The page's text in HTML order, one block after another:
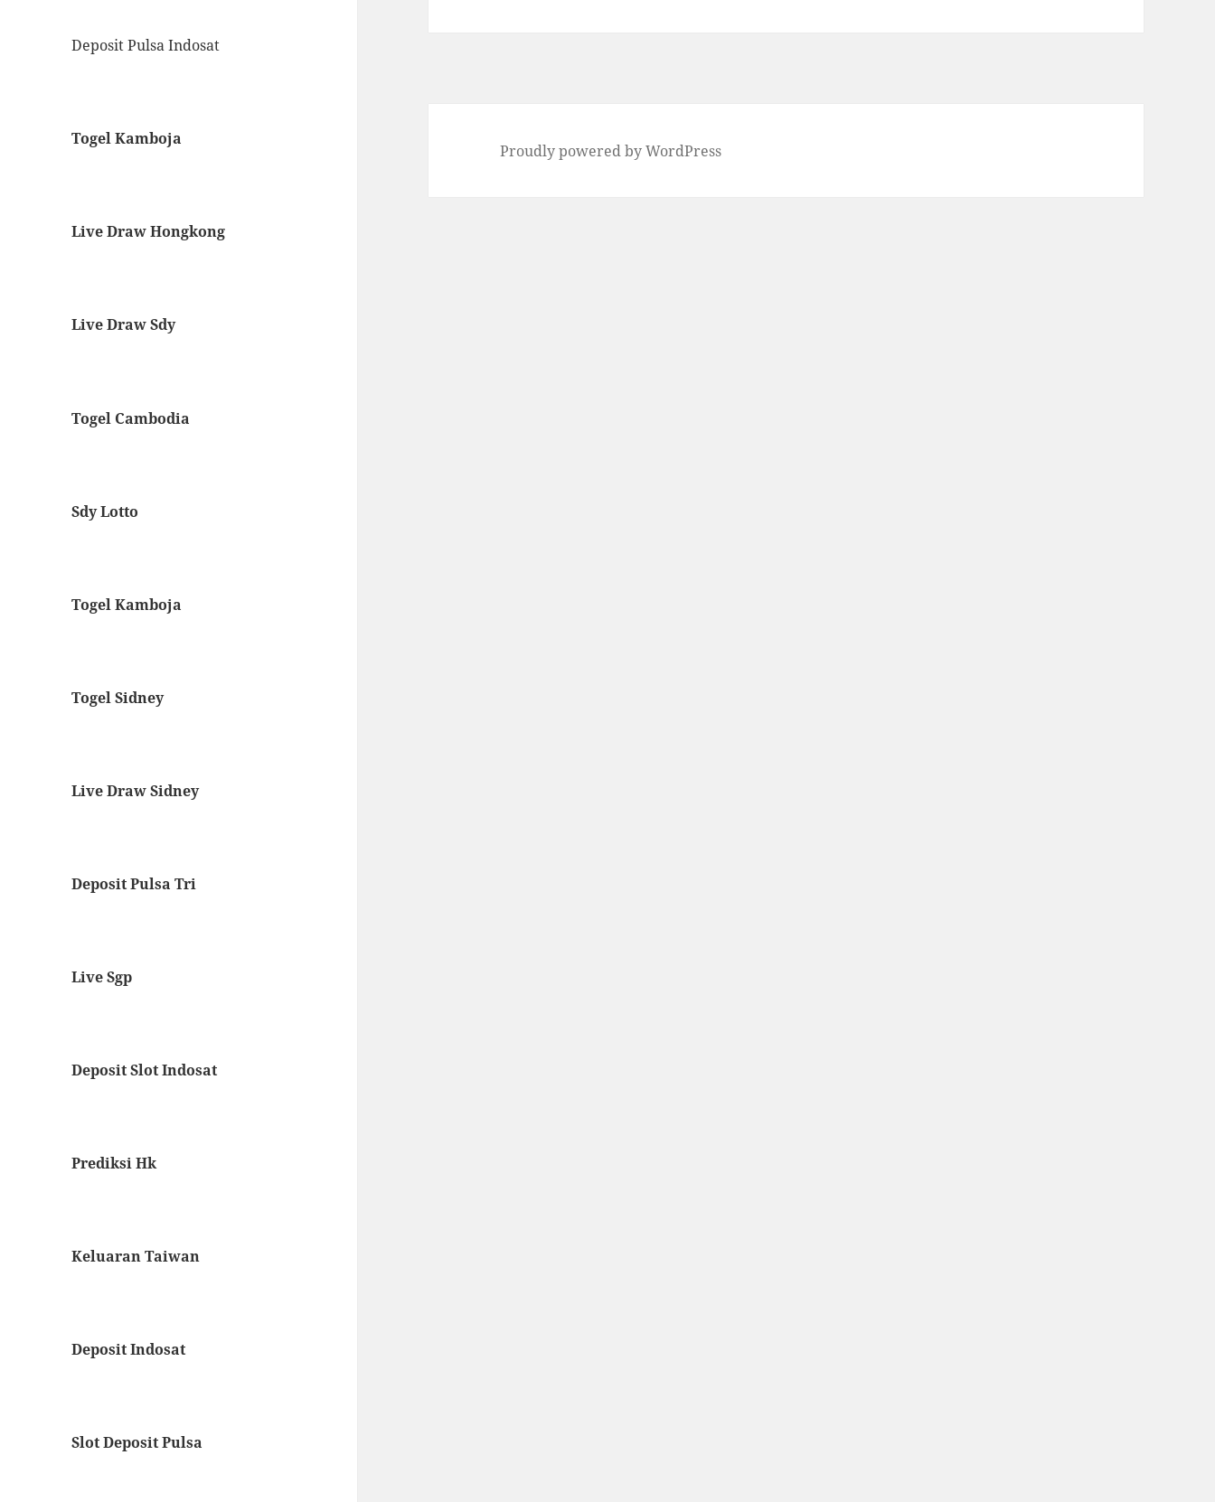
Deposit Pulsa Indosat
Togel Kamboja
Live Draw Hongkong
Live Draw Sdy
Togel Cambodia
Sdy Lotto
Togel Kamboja
Togel Sidney
Live Draw Sidney
Deposit Pulsa Tri
Live Sgp
Deposit Slot Indosat
Prediksi Hk
Keluaran Taiwan
Deposit Indosat
Slot Deposit Pulsa
Proudly powered by WordPress